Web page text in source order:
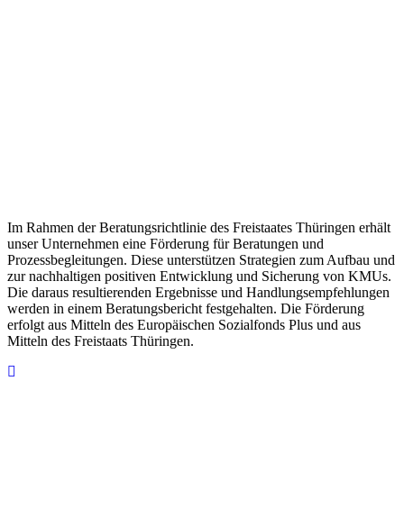
Im Rahmen der Beratungsrichtlinie des Freistaates Thüringen erhält
unser Unternehmen eine Förderung für Beratungen und
Prozessbegleitungen. Diese unterstützen Strategien zum Aufbau und
zur nachhaltigen positiven Entwicklung und Sicherung von KMUs.
Die daraus resultierenden Ergebnisse und Handlungsempfehlungen
werden in einem Beratungsbericht festgehalten. Die Förderung
erfolgt aus Mitteln des Europäischen Sozialfonds Plus und aus
Mitteln des Freistaats Thüringen.